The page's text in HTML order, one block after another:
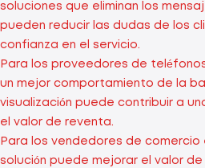
soluciones que eliminan los
pueden reducir las dudas de los
confianza en el servicio.
Para los proveedores de
un mejor comportamiento de la
visualización puede contribuir a
el valor de reventa.
Para los vendedores de
solución puede mejorar el valor de